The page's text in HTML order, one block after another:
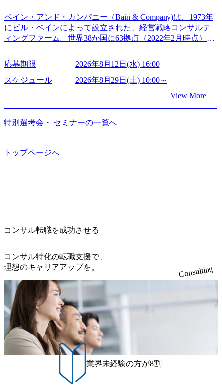
きます。 ※本求人はレバテック株式会社の雇用となりま
す。 ※案件によっては客先に出向いての作業も発生しま
す。 ＜ITコンサルタント＞ Webアプリケーション、SaaS系
模基幹システムにおける最上流のPoC(概念実証)支援から構
想策定、開発マネジメント支援までを一気通貫で担当して
います。 生成AIなどの最新技術とシステムを活用し、顧客
の業務革新と効率化の実現に貢献します。 ＜PL/PM＞ 顧客
の要望を深くヒアリングし、企画構想からアジャイル開発
による開発支援までを一気通貫で推進していただきます。
プロジェクト提案・推進の中核として、企画・要件定義か
流での現状分析、顧客ヒアリング、戦略策定、技術選定、
ルティング領域)から参画いただきます。 課題選定から顧客
だきます。 アジャイル開発を通じて顧客の要望や提案を柔
軟に取り入れながら改善サイクルを回すため、ご自身の提
案がサービスに直接反映されやすく、高い貢献度を実感で
きます。 ● 勤務地 東京都渋谷区渋谷3丁目6-7 渋谷金王タワ
ー 事業所内禁煙(入居する施設に喫煙専用室あり) ・就業規
則により就業時間内の喫煙を全面的に禁止 ・禁煙サポート
制度あり オンライン ● 必須要件 以下いずれかのご経験をお
持ちの方 ・システム・ソフトウェア開発経験3年以上 ・要
件定義～基本設計など上流経験2年以上 ・PMO経験2年以上
● 歓迎要件 ・要件定義から詳細設計までのいずれかの上流
工程の経験 ・サブリーダー以上のマネジメント経験 ・お客
様との折衝経験、交渉経験 ・組織課題に対して主体的に業
務改善に取り組まれたご経験 ・アジャイル/スクラムへの興
ry-safety-network)（公共サービス） カルビー：SAP HANAの
導入で基幹システムを刷新 (https://www.accenture.com/jp-ja/ca
se-studies/consumer-goods-services/calbee)（消費財・サービ
る 日本では2.3万人以上の従業員を擁しており(会計系BIG4
を上回る規模感)、営業利益率も約15％と驚異的な数字とな
を遂げていることから、今後も高い成長が見込まれる 多く
の技術者を抱えており、アビームコンサルティングに続い
て日本国内2番目にSAP認定コンサルタント制度の有資格者
数が多く、特にIT領域に強みを持つ グローバルのポジショ
ーケットプレイス」が存在し、本ツールを活用で上司の引
職率も21.8%（2023年12月時点）とフレキシブルな働き方を
③12時開始 2026年8月10日(月) 16:00 各回50分程度を想定 オ
ンライン 書類選考通過者
資格も保有、さまざまな業界・業種でのプロジェクト実績
と蓄積されたノウハウを基に独自の方法論やテンプレート
を開発し、それらを活用してお客様に最適なSAPコンサル
ティングサービスを提供する https://storage.googleapis.com/our
96dc8f2-7d54-42b9-a7ae-8c532c52d3d8_1200x678.webp アビー
ムコンサルティング会社資料 (https://www.abeam.com/content/
dam/abeam/jp/ja/about/company/ABeamConsultingCompanyProfil
e_jpn_4.pdf) 『SAP AWARD OF EXCELLENCE 2024』にお
ルティング、社員の健康改善を支援 食事・睡眠など可視
w.businessinsider.jp/post-283587) アサヒグループホールディン
ンサルティング会社となり、今後も成長性が大きくみられ
社時に10日間の間みっちりとコンサルの基礎を支援)を魅力
に感じ、他Big4ではなくアビームを選ぶ方も多数 アビーム
といえばSAPをはじめとしたシステム、とイメージされる
こともあるが実態としては経営戦略策定や新規事業立案な
どのトップラインを上げるための戦略案件も多く存在 特に
スポーツ&エンターテイメント領域ではBig4に先んじて注力
し、業界内で大きな存在感を誇る 社員の多様化する生活ス
タイルやライフイベントに対応した働きやすい職場環境を
実現するため、さまざまなサポート制度を導入している 多
文化理解や女性の活躍推進などの取り組み、また、フレッ
クス制度やフリーロケーション制度、フルリモート制度な
どの多様な働き方をサポートする制度が整備されている 202
6年8月23日(日) 9:00～18:00終了 2026年8月12日(水) 16:00 202
ベイン・アンド・カンパニー（Bain & Company)は、1973年
にビル・ベインによって設立された、経営戦略コンサルテ
ィングファーム。世界38か国に63拠点（2022年2月時点）、
アントにお届けするのは単なるレポートではなく、『結
果』である。」この原則のもと、ベインは1973年に創業さ
れた。クライアントが不確かな未来の中、競争に勝てるよ
に、提言を具体的な行動に落とし込んでいる。 徹底した
「結果主義」を標榜。クライアントのフルポテンシャル実
現を目標に、具体的に目に見える成果を出すことを信条と
（真北）という言葉がよくつかわれる。針が少し東に傾い
外オフィスへのトランスファー制度などが充実している。
東京オフィスに来るグローバルメンバーも多く、グローバ
れており、これまで多くのNPO・NGOなどの非営利団体に
無償でコンサルティングを提供している。 2026年8月29日
(土) の対面Kick-offイベントを皮切りに1か月程度のプログラ
ム ※初回プログラム : 8月29日(土)10:00～13:30 2026年8月12
日(水) 16:00 Bain & Company Tokyoでは、「Tokyo Be Bold Pr
ogram (女性候補者向け選考支援プログラム)」を実施いたし
ます。クライアントに斬新なソリューションを提供し、複
雑な経営課題を解決するために、チームのダイバーシティ
は欠かせません。是非、ユニークな視点と高い志を持つ女
性の皆様に多数ご参画頂きたいと考え、プログラムを開催
性はどのように活躍をしているのか」、「ケース面接の経
験がなく対策の仕方が知りたい」などのお声をたくさんい
応募期限
2026年8月12日(水) 16:00
スケジュール
2026年8月29日(土) 10:00～
View More
特別選考会・ セミナーの一覧へ
トップページへ
コンサル転職を成功させる
コンサル特化の転職支援で、
理想のキャリアアップを。
Consulting
業界未経験の方が8割